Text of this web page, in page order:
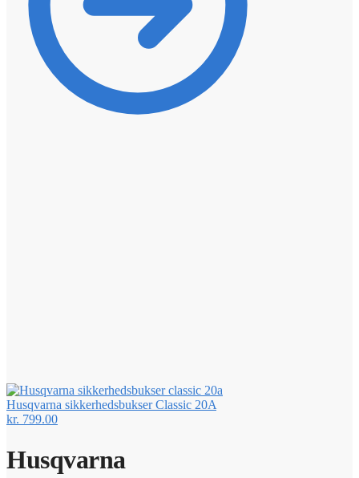
Husqvarna sikkerhedsbukser Classic 20A
kr. 799.00
Husqvarna